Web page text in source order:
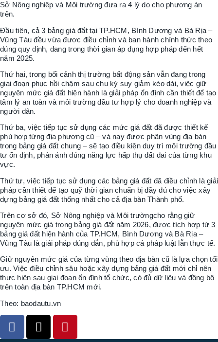
Sở Nông nghiệp và Môi trường đưa ra 4 lý do cho phương án
trên.
Đầu tiên, cả 3 bảng giá đất tại TP.HCM, Bình Dương và Bà Rịa –
Vũng Tàu đều vừa được điều chỉnh và ban hành chính thức theo
đúng quy định, đang trong thời gian áp dụng hợp pháp đến hết
năm 2025.
Thứ hai, trong bối cảnh thị trường bất động sản vẫn đang trong
giai đoạn phục hồi chậm sau chu kỳ suy giảm kéo dài, việc giữ
nguyên mức giá đất hiện hành là giải pháp ổn định cần thiết để tạo
tâm lý an toàn và môi trường đầu tư hợp lý cho doanh nghiệp và
người dân.
Thứ ba, việc tiếp tục sử dụng các mức giá đất đã được thiết kế
phù hợp từng địa phương cũ – và nay được phân vùng địa bàn
trong bảng giá đất chung – sẽ tạo điều kiện duy trì môi trường đầu
tư ổn định, phản ánh đúng năng lực hấp thụ đất đai của từng khu
vực.
Thứ tư, việc tiếp tục sử dụng các bảng giá đất đã điều chỉnh là giải
pháp cần thiết để tạo quỹ thời gian chuẩn bị đầy đủ cho việc xây
dựng bảng giá đất thống nhất cho cả địa bàn Thành phố.
Trên cơ sở đó, Sở Nông nghiệp và Môi trườngcho rằng giữ
nguyên mức giá trong bảng giá đất năm 2026, được tích hợp từ 3
bảng giá đất hiện hành của TP.HCM, Bình Dương và Bà Rịa –
Vũng Tàu là giải pháp đúng đắn, phù hợp cả pháp luật lẫn thực tế.
Giữ nguyên mức giá của từng vùng theo địa bàn cũ là lựa chọn tối
ưu. Việc điều chỉnh sâu hoặc xây dựng bảng giá đất mới chỉ nên
thực hiện sau giai đoạn ổn định tổ chức, có đủ dữ liệu và đồng bộ
trên toàn địa bàn TP.HCM mới.
Theo: baodautu.vn